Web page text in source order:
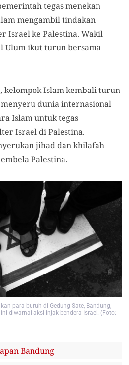
tegas menekan
mengambil tindakan
Israel ke Palestina. Wakil
Ulum ikut turun bersama
kelompok Islam kembali turun
dunia internasional
Islam untuk tegas
Israel di Palestina.
jihad dan khilafah
Palestina.
para buruh di Gedung Sate, Bandung,
diwarnai aksi injak bendera Israel. (Foto:
Bandung